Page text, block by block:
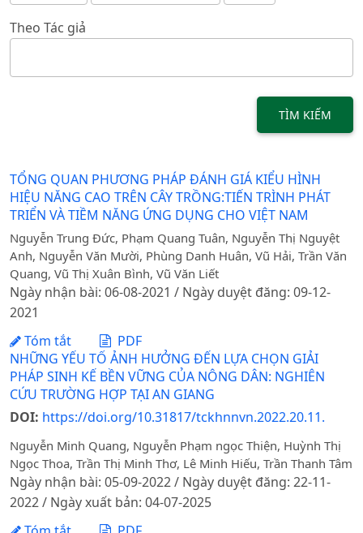
Theo Tác giả
TÌM KIẾM
TỔNG QUAN PHƯƠNG PHÁP ĐÁNH GIÁ KIỂU HÌNH
HIỆU NĂNG CAO TRÊN CÂY TRỒNG:TIẾN TRÌNH PHÁT
TRIỂN VÀ TIỀM NĂNG ỨNG DỤNG CHO VIỆT NAM
Nguyễn Trung Đức, Phạm Quang Tuân, Nguyễn Thị Nguyệt
Anh, Nguyễn Văn Mười, Phùng Danh Huân, Vũ Hải, Trần Văn
Quang, Vũ Thị Xuân Bình, Vũ Văn Liết
Ngày nhận bài: 06-08-2021 / Ngày duyệt đăng: 09-12-
2021
Tóm tắt
PDF
NHỮNG YẾU TỐ ẢNH HƯỞNG ĐẾN LỰA CHỌN GIẢI
PHÁP SINH KẾ BỀN VỮNG CỦA NÔNG DÂN: NGHIÊN
CỨU TRƯỜNG HỢP TẠI AN GIANG
DOI: https://doi.org/10.31817/tckhnnvn.2022.20.11.
Nguyễn Minh Quang, Nguyễn Phạm ngọc Thiện, Huỳnh Thị
Ngọc Thoa, Trần Thị Minh Thơ, Lê Minh Hiếu, Trần Thanh Tâm
Ngày nhận bài: 05-09-2022 / Ngày duyệt đăng: 22-11-
2022 / Ngày xuất bản: 04-07-2025